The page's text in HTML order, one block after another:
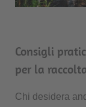
Consigli
per la
Chi desidera